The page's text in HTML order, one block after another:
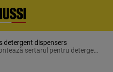
detergent dispensers
sertarul pentru detergent